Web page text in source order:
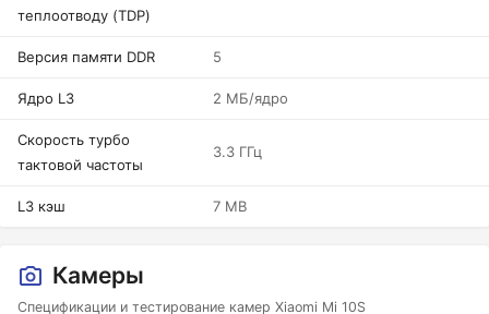
теплоотводу (TDP)
Версия памяти DDR 5
Ядро L3 2 МБ/ядро
Скорость турбо
тактовой частоты
3.3 ГГц
L3 кэш 7 MB
Камеры
Спецификации и тестирование камер Xiaomi Mi 10S